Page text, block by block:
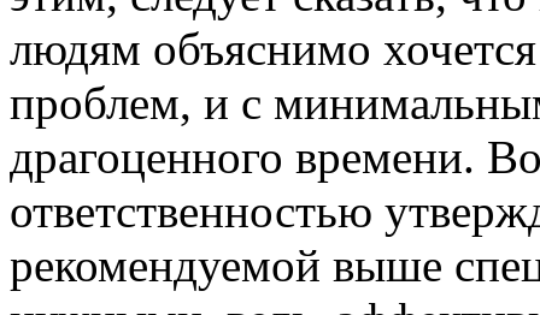
людям объяснимо
проблем, и с
драгоценного времени.
ответственностью
рекомендуемой выше